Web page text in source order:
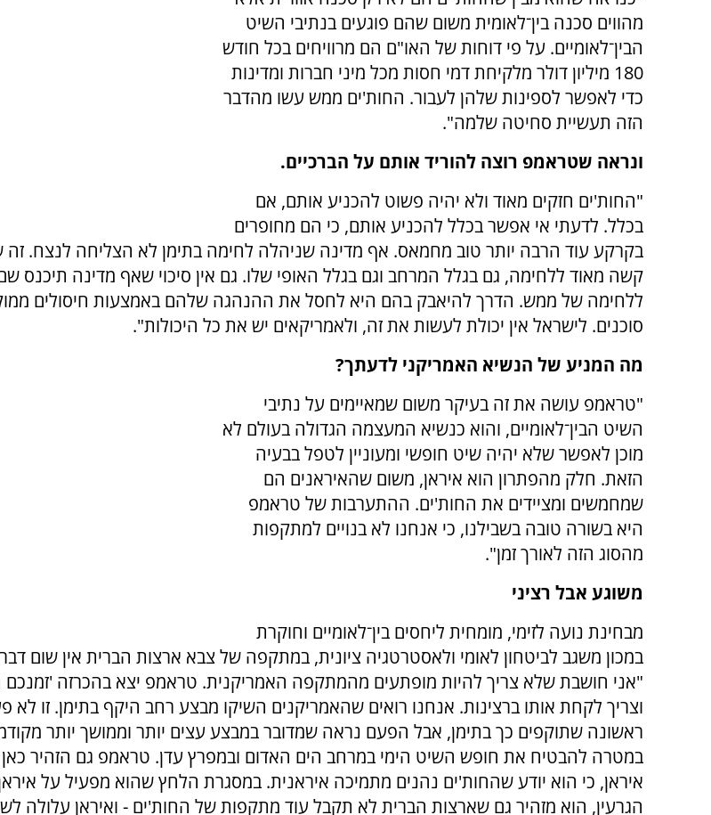
מהווים סכנה בין־לאומית משום שהם פוגעים בנתיבי השיט
הבין־לאומיים. על פי דוחות של האו"ם הם מרוויחים בכל חודש
180 מיליון דולר מלקיחת דמי חסות מכל מיני חברות ומדינות
כדי לאפשר לספינות שלהן לעבור. החות'ים ממש עשו מהדבר
הזה תעשיית סחיטה שלמה".
ונראה שטראמפ רוצה להוריד אותם על הברכיים.
"החות'ים חזקים מאוד ולא יהיה פשוט להכניע אותם, אם
בכלל. לדעתי אי אפשר בכלל להכניע אותם, כי הם מחופרים
בקרקע עוד הרבה יותר טוב מחמאס. אף מדינה שניהלה לחימה בתימן לא הצליחה לנצח.
קשה מאוד ללחימה, גם בגלל המרחב וגם בגלל האופי שלו. גם אין סיכוי שאף מדינה תיכנס
ללחימה של ממש. הדרך להיאבק בהם היא לחסל את ההנהגה שלהם באמצעות חיסולים
סוכנים. לישראל אין יכולת לעשות את זה, ולאמריקאים יש את כל היכולות".
מה המניע של הנשיא האמריקני לדעתך?
"טראמפ עושה את זה בעיקר משום שמאיימים על נתיבי
השיט הבין־לאומיים, והוא כנשיא המעצמה הגדולה בעולם לא
מוכן לאפשר שלא יהיה שיט חופשי ומעוניין לטפל בבעיה
הזאת. חלק מהפתרון הוא איראן, משום שהאיראנים הם
שמחמשים ומציידים את החות'ים. ההתערבות של טראמפ
היא בשורה טובה בשבילנו, כי אנחנו לא בנויים למתקפות
מהסוג הזה לאורך זמן".
משוגע אבל רציני
מבחינת נועה לזימי, מומחית ליחסים בין־לאומיים וחוקרת
במכון משגב לביטחון לאומי ולאסטרטגיה ציונית, במתקפה של צבא ארצות הברית אין שום
"אני חושבת שלא צריך להיות מופתעים מהמתקפה האמריקנית. טראמפ יצא בהכרזה
וצריך לקחת אותו ברצינות. אנחנו רואים שהאמריקנים השיקו מבצע רחב היקף בתימן. זו לא
ראשונה שתוקפים כך בתימן, אבל הפעם נראה שמדובר במבצע עצים יותר וממושך יותר
במטרה להבטיח את חופש השיט הימי במרחב הים האדום ובמפרץ עדן. טראמפ גם הזהיר
איראן, כי הוא יודע שהחות'ים נהנים מתמיכה איראנית. במסגרת הלחץ שהוא מפעיל על
הגרעין, הוא מזהיר גם שארצות הברית לא תקבל עוד מתקפות של החות'ים - ואיראן עלולה